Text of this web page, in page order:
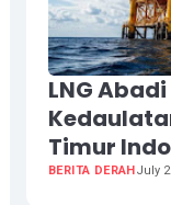
LNG
Timur
BERITA DERAHJuly